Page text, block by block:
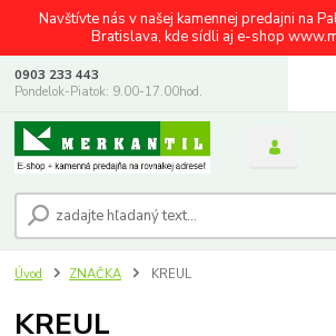
Navštívte nás v našej kamennej predajni na
Bratislava, kde sídli aj e-shop
0903 233 443
Pondelok-Piatok: 9.00-17.00hod.
Úvod ZNAČKA KREUL
KREUL